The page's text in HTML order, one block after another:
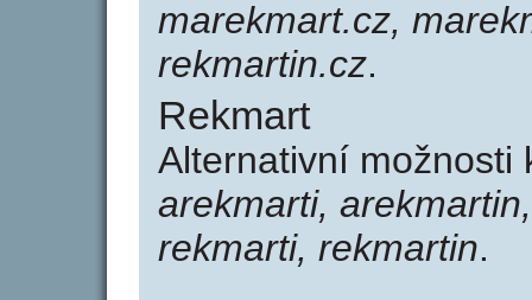
marekmart.cz,
rekmartin.cz.
Rekmart
Alternativní
arekmarti,
rekmarti, rekmartin.